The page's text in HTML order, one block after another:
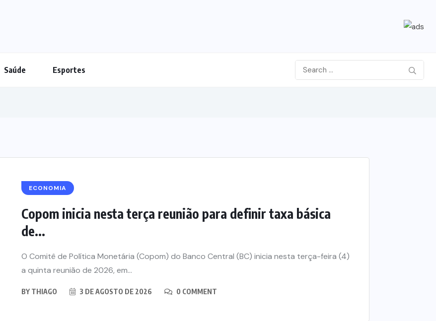
Saúde Esportes
ECONOMIA
Copom inicia nesta terça reunião para definir taxa básica
de...
O Comitê de Política Monetária (Copom) do Banco Central (BC) inicia nesta terça-feira (4)
a quinta reunião de 2026, em...
BY THIAGO 3 DE AGOSTO DE 2026 0 COMMENT